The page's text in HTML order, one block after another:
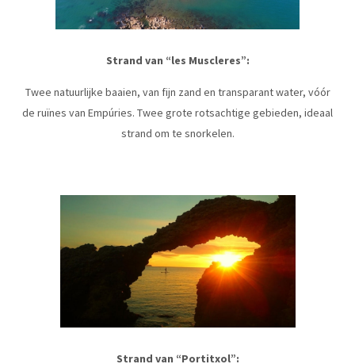
Strand van “les Muscleres”:
Twee natuurlijke baaien, van fijn zand en transparant water, vóór
de ruïnes van Empúries. Twee grote rotsachtige gebieden, ideaal
strand om te snorkelen.
Strand van “Portitxol”: